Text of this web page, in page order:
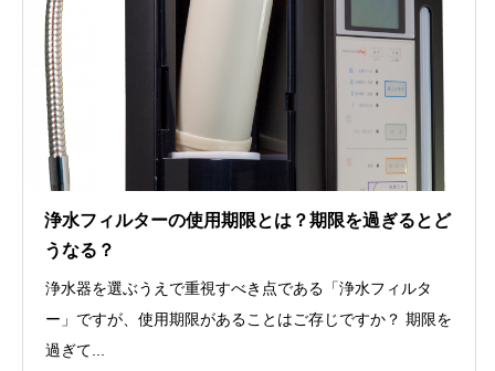
浄水フィルターの使用期限とは？期限を過ぎるとど
うなる？
浄水器を選ぶうえで重視すべき点である「浄水フィルタ
ー」ですが、使用期限があることはご存じですか？ 期限を
過ぎて...